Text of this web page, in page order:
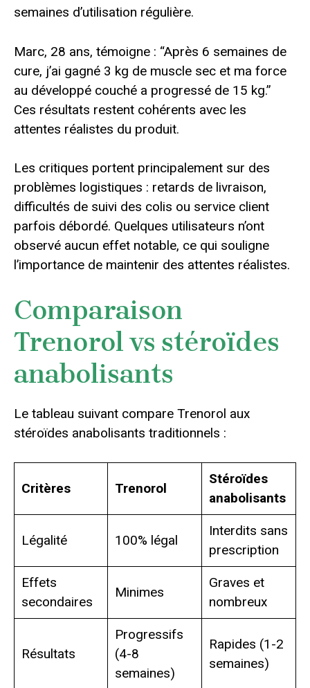
semaines d’utilisation régulière.
Marc, 28 ans, témoigne : “Après 6 semaines de
cure, j’ai gagné 3 kg de muscle sec et ma force
au développé couché a progressé de 15 kg.”
Ces résultats restent cohérents avec les
attentes réalistes du produit.
Les critiques portent principalement sur des
problèmes logistiques : retards de livraison,
difficultés de suivi des colis ou service client
parfois débordé. Quelques utilisateurs n’ont
observé aucun effet notable, ce qui souligne
l’importance de maintenir des attentes réalistes.
Comparaison
Trenorol vs stéroïdes
anabolisants
Le tableau suivant compare Trenorol aux
stéroïdes anabolisants traditionnels :
Critères Trenorol
Stéroïdes
anabolisants
Légalité 100% légal
Interdits sans
prescription
Effets
secondaires
Minimes
Graves et
nombreux
Résultats
Progressifs
(4-8
semaines)
Rapides (1-2
semaines)